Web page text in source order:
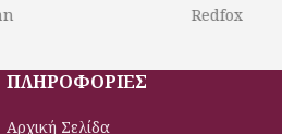
ΠΛΗΡΟΦΟΡΙΕΣ
Αρχική Σελίδα